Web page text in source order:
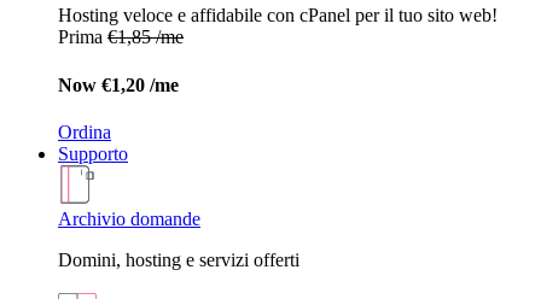
Hosting veloce e affidabile con cPanel per il tuo sito web!
Prima €1,85 /me
Now €1,20 /me
Ordina
Supporto
Archivio domande
Domini, hosting e servizi offerti